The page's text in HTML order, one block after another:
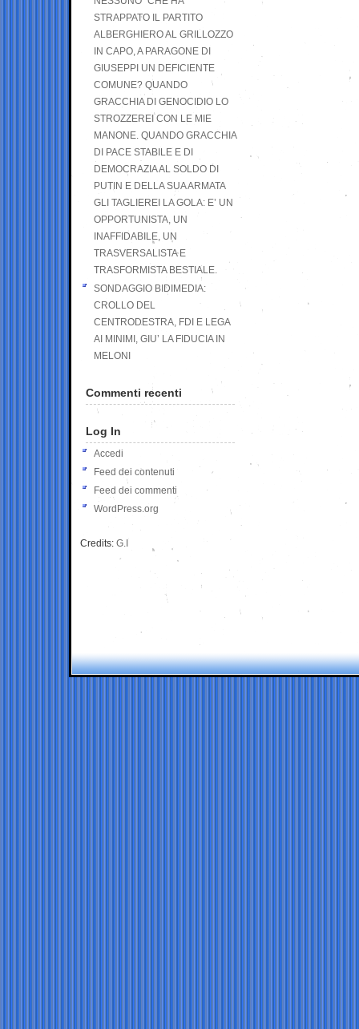
STRAPPATO IL PARTITO
ALBERGHIERO AL GRILLOZZO
IN CAPO, A PARAGONE DI
GIUSEPPI UN DEFICIENTE
COMUNE? QUANDO
GRACCHIA DI GENOCIDIO LO
STROZZEREI CON LE MIE
MANONE. QUANDO GRACCHIA
DI PACE STABILE E DI
DEMOCRAZIA AL SOLDO DI
PUTIN E DELLA SUA ARMATA
GLI TAGLIEREI LA GOLA: E’ UN
OPPORTUNISTA, UN
INAFFIDABILE, UN
TRASVERSALISTA E
TRASFORMISTA BESTIALE.
SONDAGGIO BIDIMEDIA:
CROLLO DEL
CENTRODESTRA, FDI E LEGA
AI MINIMI, GIU’ LA FIDUCIA IN
MELONI
Commenti recenti
Log In
Accedi
Feed dei contenuti
Feed dei commenti
WordPress.org
Credits: G.I